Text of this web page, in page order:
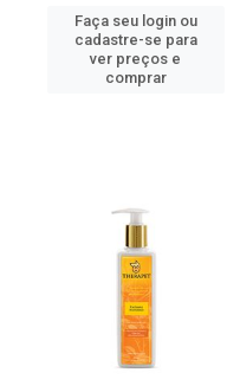
Faça seu login ou
cadastre-se para
ver preços e
comprar